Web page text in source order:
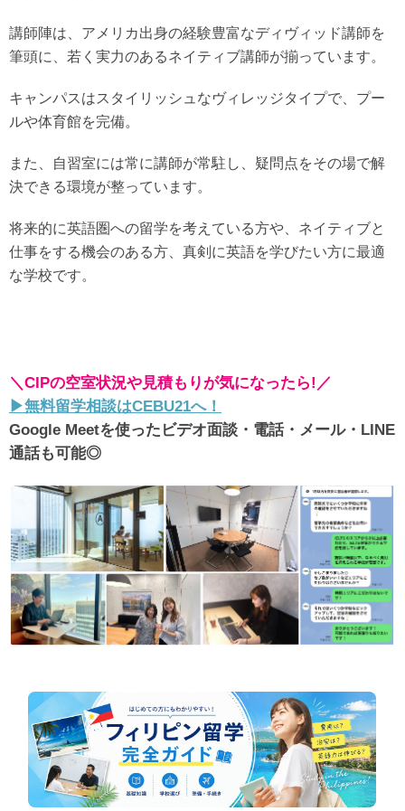
講師陣は、アメリカ出身の経験豊富なディヴィッド講師を
筆頭に、若く実力のあるネイティブ講師が揃っています。
キャンパスはスタイリッシュなヴィレッジタイプで、プー
ルや体育館を完備。
また、自習室には常に講師が常駐し、疑問点をその場で解
決できる環境が整っています。
将来的に英語圏への留学を考えている方や、ネイティブと
仕事をする機会のある方、真剣に英語を学びたい方に最適
な学校です。
＼CIPの空室状況や見積もりが気になったら!／
▶︎無料留学相談はCEBU21へ！
Google Meetを使ったビデオ面談・電話・メール・LINE
通話も可能◎